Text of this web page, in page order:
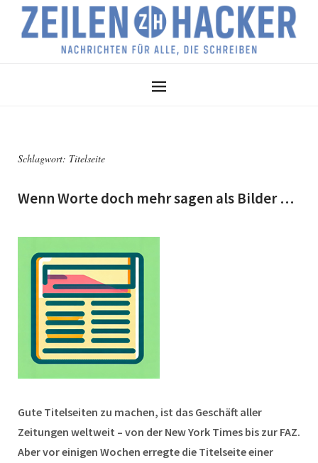
Schlagwort: Titelseite
Wenn Worte doch mehr sagen als Bilder …
Gute Titelseiten zu machen, ist das Geschäft aller
Zeitungen weltweit – von der New York Times bis zur FAZ.
Aber vor einigen Wochen erregte die Titelseite einer